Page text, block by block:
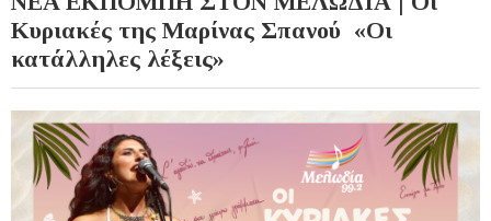
Κυριακές της Μαρίνας Σπανού «Οι
κατάλληλες λέξεις»